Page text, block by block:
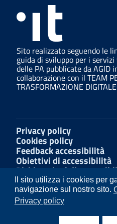
Il sito utilizza i cookies per
navigazione sul nostro sito.
Privacy policy
Sito realizzato seguendo le
guida di sviluppo per i servizi
delle PA pubblicate da AGID
collaborazione con il TEAM
TRASFORMAZIONE
Privacy policy
Cookies policy
Feedback accessibilità
Obiettivi di accessibilità
Dichiarazioni di
Amministrazione
Mappa del sito
Segnalazioni di illecito